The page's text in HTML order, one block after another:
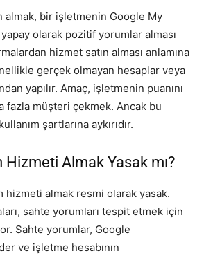
almak, bir işletmenin Google My
olarak pozitif yorumlar alması
hizmet satın alması anlamına
gerçek olmayan hesaplar veya
yapılır. Amaç, işletmenin puanını
fazla müşteri çekmek. Ancak bu
şartlarına aykırıdır.
Hizmeti Almak Yasak mı?
hizmeti almak resmi olarak yasak.
sahte yorumları tespit etmek için
Sahte yorumlar, Google
ve işletme hesabının